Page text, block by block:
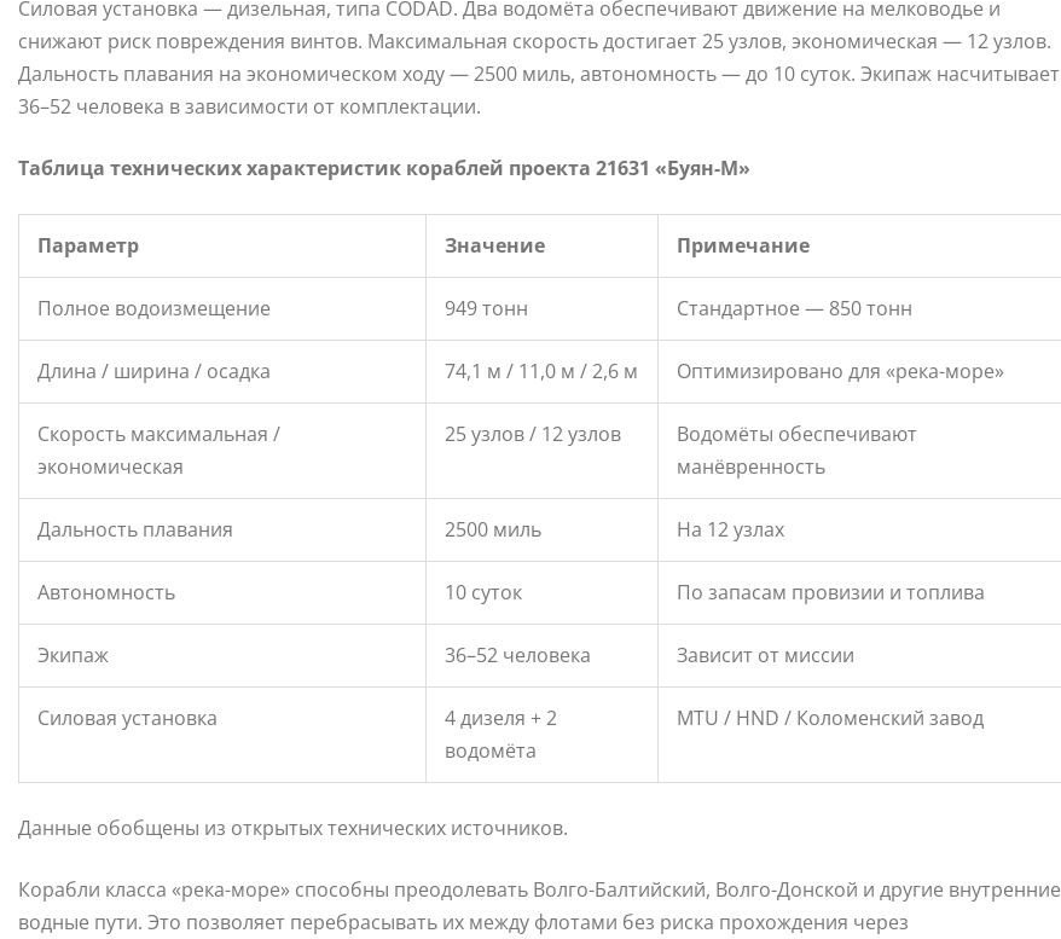
Силовая установка — дизельная, типа CODAD. Два водомёта обеспечивают движение на мелководье и
снижают риск повреждения винтов. Максимальная скорость достигает 25 узлов, экономическая — 12 узлов.
Дальность плавания на экономическом ходу — 2500 миль, автономность — до 10 суток. Экипаж насчитывает
36–52 человека в зависимости от комплектации.
Таблица технических характеристик кораблей проекта 21631 «Буян-М»
Параметр Значение Примечание
Полное водоизмещение 949 тонн Стандартное — 850 тонн
Длина / ширина / осадка 74,1 м / 11,0 м / 2,6 м Оптимизировано для «река-море»
Скорость максимальная /
экономическая
25 узлов / 12 узлов
Водомёты обеспечивают
манёвренность
Дальность плавания 2500 миль На 12 узлах
Автономность 10 суток По запасам провизии и топлива
Экипаж 36–52 человека Зависит от миссии
Силовая установка
4 дизеля + 2
водомёта
MTU / HND / Коломенский завод
Данные обобщены из открытых технических источников.
Корабли класса «река-море» способны преодолевать Волго-Балтийский, Волго-Донской и другие внутренние
водные пути. Это позволяет перебрасывать их между флотами без риска прохождения через